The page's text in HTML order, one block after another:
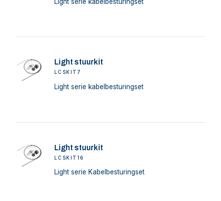
Light stuurkit
LCSKIT7
Light serie kabelbesturingset
Light stuurkit
LCSKIT16
Light serie Kabelbesturingset